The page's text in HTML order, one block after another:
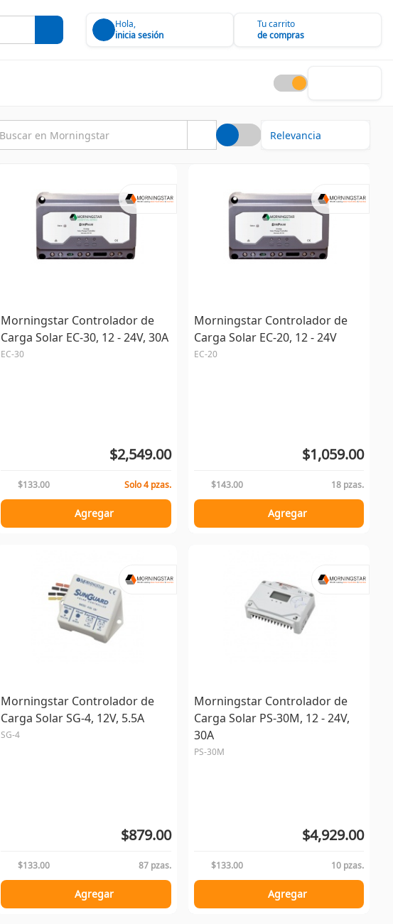
Hola,
inicia sesión
Tu carrito
de compras
Morningstar Controlador de
Carga Solar EC-30, 12 - 24V, 30A
EC-30
$2,549.00
$133.00 Solo 4 pzas.
Agregar
Morningstar Controlador de
Carga Solar EC-20, 12 - 24V
EC-20
$1,059.00
$143.00 18 pzas.
Agregar
Morningstar Controlador de
Carga Solar SG-4, 12V, 5.5A
SG-4
$879.00
$133.00 87 pzas.
Agregar
Morningstar Controlador de
Carga Solar PS-30M, 12 - 24V,
30A
PS-30M
$4,929.00
$133.00 10 pzas.
Agregar